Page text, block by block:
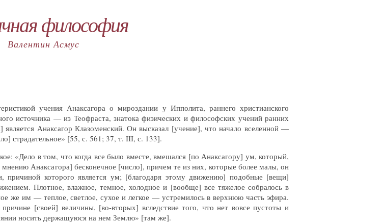
философия
Валентин Асмус
учения Анаксагора о мироздании у Ипполита, раннего христианского
источника — из Теофраста, знатока физических и философских учений ранних
Анаксагор Клазоменский. Он высказал [учение], что начало вселенной —
страдательное» [55, с. 561; 37, т. III, с. 133].
«Дело в том, что когда все было вместе, вмешался [по Анаксагору] ум, который,
Анаксагора] бесконечное [число], причем те из них, которые более малы, он
которого является ум; [благодаря этому движению] подобные [вещи]
Плотное, влажное, темное, холодное и [вообще] все тяжелое собралось в
же им — теплое, светлое, сухое и легкое — устремилось в верхнюю часть эфира.
[своей] величины, [во-вторых] вследствие того, что нет вовсе пустоты и
носить держащуюся на нем Землю» [там же].